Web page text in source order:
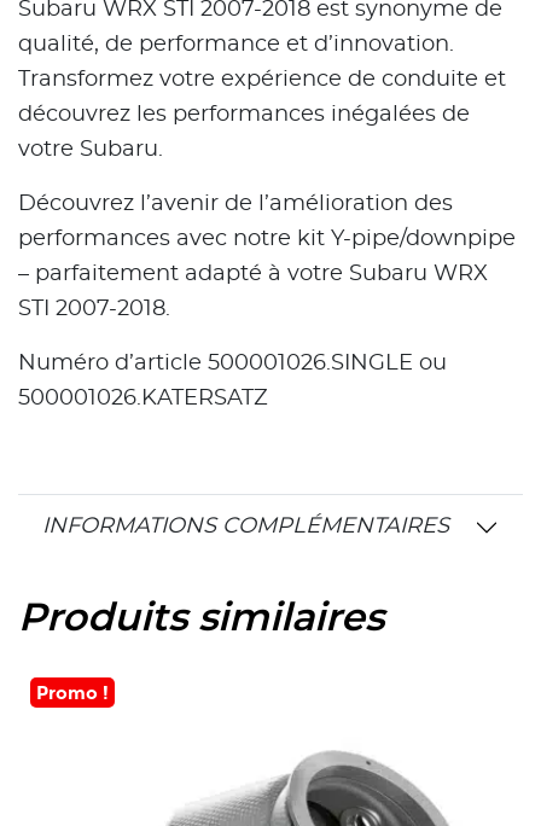
Subaru WRX STI 2007-2018 est synonyme de
qualité, de performance et d’innovation.
Transformez votre expérience de conduite et
découvrez les performances inégalées de
votre Subaru.
Découvrez l’avenir de l’amélioration des
performances avec notre kit Y-pipe/downpipe
– parfaitement adapté à votre Subaru WRX
STI 2007-2018.
Numéro d’article 500001026.SINGLE ou
500001026.KATERSATZ
INFORMATIONS COMPLÉMENTAIRES
Produits similaires
Promo !